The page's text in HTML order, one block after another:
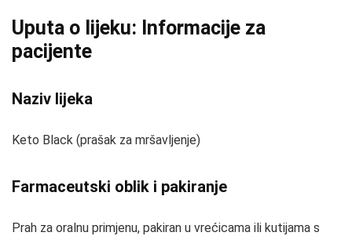
Uputa o lijeku: Informacije za
pacijente
Naziv lijeka
Keto Black (prašak za mršavljenje)
Farmaceutski oblik i pakiranje
Prah za oralnu primjenu, pakiran u vrećicama ili kutijama s